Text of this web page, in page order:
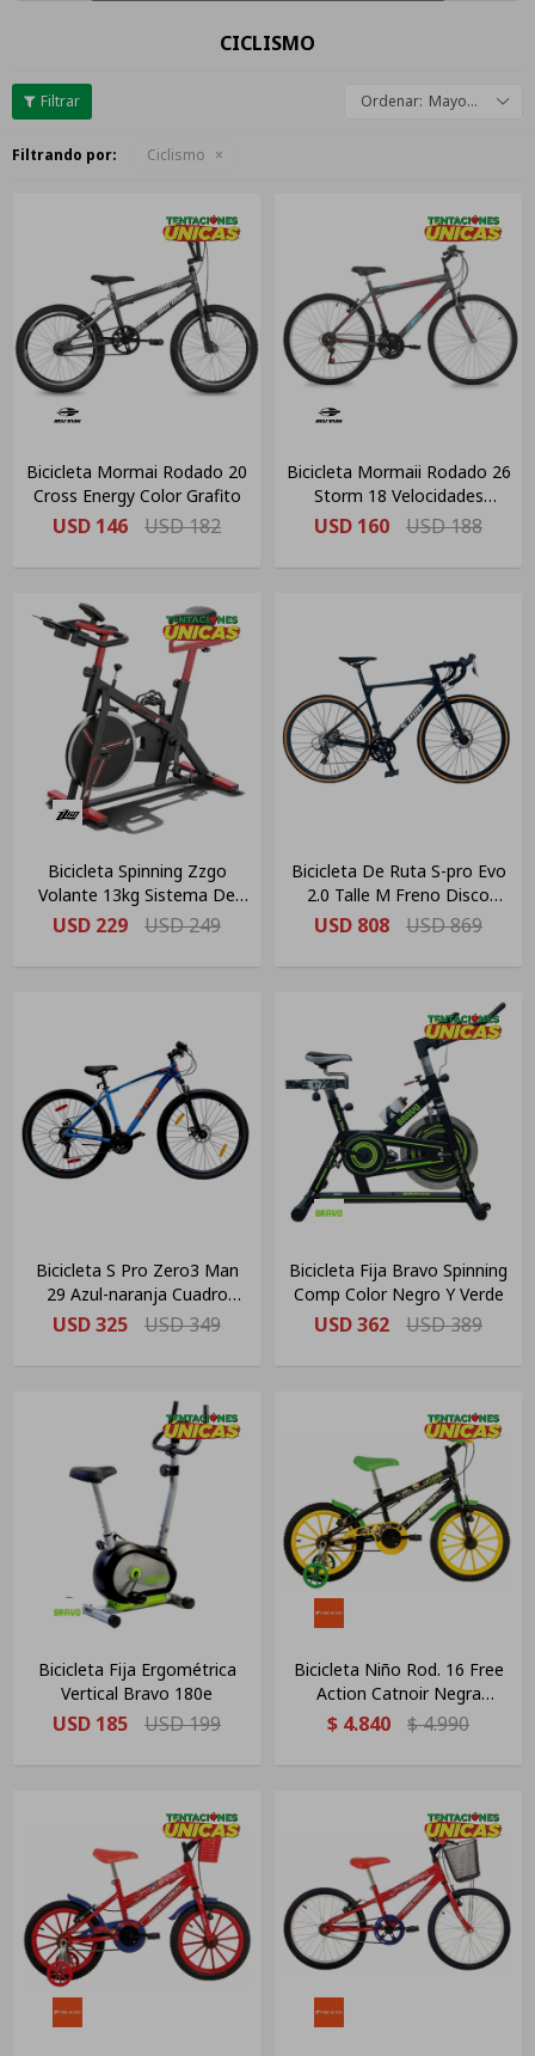
CICLISMO
Mayor descuento
Filtrando por: Ciclismo
Bicicleta Mormai Rodado 20
Cross Energy Color Grafito
USD 146 USD182
Bicicleta Mormaii Rodado 26
Storm 18 Velocidades
Grafito
USD 160 USD188
Bicicleta Spinning Zzgo
Volante 13kg Sistema De
Correa
USD 229 USD249
Bicicleta De Ruta S-pro Evo
2.0 Talle M Freno Disco
Color Gris
USD 808 USD869
Bicicleta S Pro Zero3 Man
29 Azul-naranja Cuadro
Aluminio Color Azul/naranja
USD325 USD349
Bicicleta Fija Bravo Spinning
Comp Color Negro Y Verde
USD362 USD389
Bicicleta Fija Ergométrica
Vertical Bravo 180e
USD 185 USD199
Bicicleta Niño Rod. 16 Free
Action Catnoir Negra
C/rueditas Negro 11
$ 4.840 $4.990